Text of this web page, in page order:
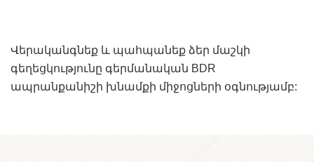
Վերականգնեք և պահպանեք ձեր մաշկի
գեղեցկությունը գերմանական BDR
ապրանքանիշի խնամքի միջոցների օգնությամբ: